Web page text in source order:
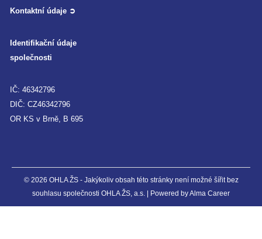
Kontaktní údaje ➲
Identifikační údaje
společnosti
IČ: 46342796
DIČ: CZ46342796
OR KS v Brně, B 695
© 2026 OHLA ŽS - Jakýkoliv obsah této stránky není možné šířit bez
souhlasu společnosti OHLA ŽS, a.s. | Powered byAlma Career